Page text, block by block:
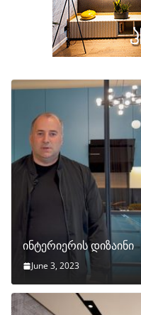
ინტერიერის დიზაინი
June 3, 2023